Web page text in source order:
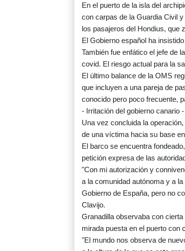
En el puerto de la isla del
con carpas de la Guardia Civil
los pasajeros del Hondius, que
El Gobierno español ha
También fue enfático el jefe de
covid. El riesgo actual para la
El último balance de la OMS
que incluyen a una pareja de
conocido pero poco frecuente,
- Irritación del gobierno canario -
Una vez concluida la
de una víctima hacia su base
El barco se encuentra
petición expresa de las
"Con mi autorización y
a la comunidad autónoma y a
Gobierno de España, pero no
Clavijo.
Granadilla observaba con
mirada puesta en el puerto con
"El mundo nos observa de